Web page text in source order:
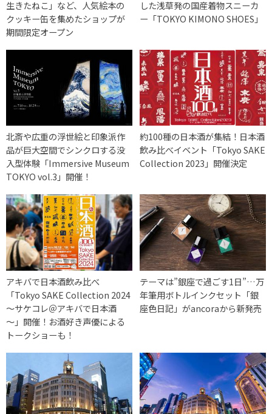
生きたねこ」など、人気絵本の
クッキー缶を集めたショップが
期間限定オープン
した浅草発の国産着物スニーカ
ー「TOKYO KIMONO SHOES」
北斎や広重の浮世絵と印象派作
品が巨大空間でシンクロする没
入型体験「Immersive Museum
TOKYO vol.3」開催！
約100種の日本酒が集結！日本酒
飲み比べイベント「Tokyo SAKE
Collection 2023」開催決定
アキバで日本酒飲み比べ
「Tokyo SAKE Collection 2024
～サケコレ＠アキバで日本酒
～」開催！お酒好き声優による
トークショーも！
テーマは”銀座で過ごす1日”…万
年筆用ボトルインクセット「銀
座色日記」がancoraから新発売